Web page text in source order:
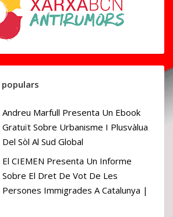
Andreu Marfull Presenta Un Ebook
Gratuït Sobre Urbanisme I Plusvàlua
Del Sòl Al Sud Global
El CIEMEN Presenta Un Informe
Sobre El Dret De Vot De Les
Persones Immigrades A Catalunya |